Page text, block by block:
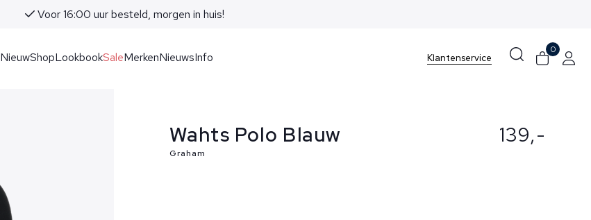
Voor 16:00 uur besteld, morgen in huis!
NieuwShopLookbookSaleMerkenNieuwsInfo Klantenservice
0
Wahts Polo Blauw
Graham
139,-